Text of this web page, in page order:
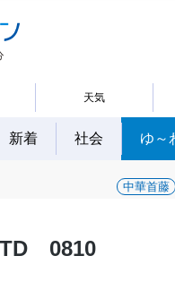
天気
新着 社会 ゆ～
中華首藤
0810